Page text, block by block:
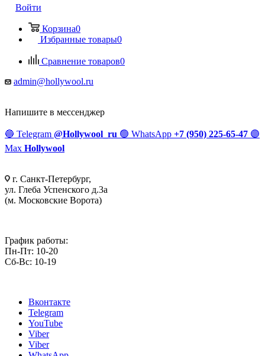
Войти
Корзина0
Избранные товары0
Сравнение товаров0
admin@hollywool.ru
Напишите в мессенджер
🔵 Telegram @Hollywool_ru 🟢 WhatsApp +7 (950) 225-65-47 🟣
Max Hollywool
г. Санкт-Петербург,
ул. Глеба Успенского д.3а
(м. Московские Ворота)
График работы:
Пн-Пт: 10-20
Сб-Вс: 10-19
Вконтакте
Telegram
YouTube
Viber
Viber